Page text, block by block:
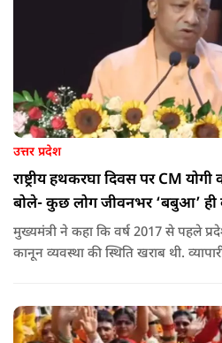
उत्तर प्रदेश
राष्ट्रीय हथकरघा दिवस पर CM
बोले- कुछ लोग जीवनभर ‘बबुआ’ ही
मुख्यमंत्री ने कहा कि वर्ष 2017 से पहले
कानून व्यवस्था की स्थिति खराब थी.
हस्तशिल्पियों को उठाना पड़ा.